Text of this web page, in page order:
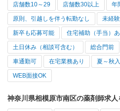
店舗数10～29 店舗数30以上 年
原則、引越しを伴う転勤なし 未経
新卒も応募可能 住宅補助（手当）あ
土日休み（相談可含む） 総合門前
車通勤可 在宅業務あり 夏～秋
WEB面接OK
神奈川県相模原市南区の薬剤師求